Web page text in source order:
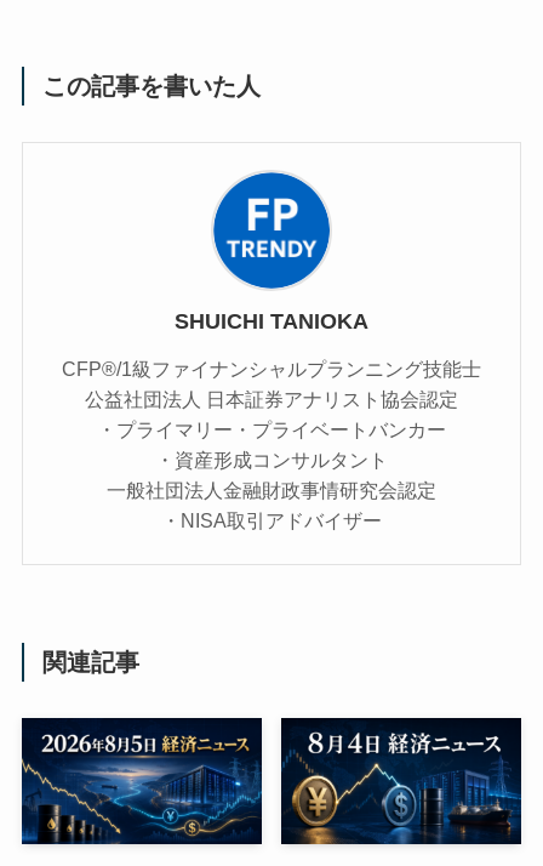
この記事を書いた人
SHUICHI TANIOKA
CFP®/1級ファイナンシャルプランニング技能士
公益社団法人 日本証券アナリスト協会認定
・プライマリー・プライベートバンカー
・資産形成コンサルタント
一般社団法人金融財政事情研究会認定
・NISA取引アドバイザー
関連記事